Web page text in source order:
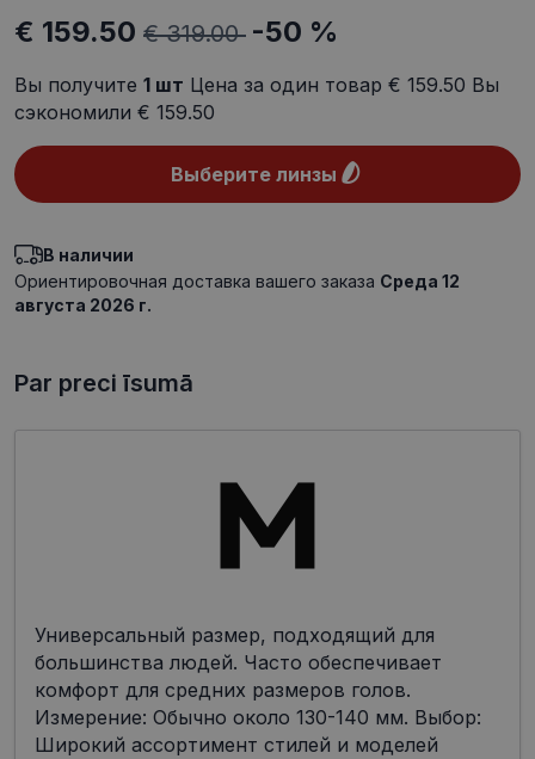
€ 159.50 € 319.00 -50 %
Вы получите 1 шт Цена за один товар € 159.50 Вы
сэкономили € 159.50
Выберите линзы
В наличии
Ориентировочная доставка вашего заказа Среда 12
августа 2026 г.
Par preci īsumā
Универсальный размер, подходящий для
большинства людей. Часто обеспечивает
комфорт для средних размеров голов.
Измерение: Обычно около 130-140 мм. Выбор:
Широкий ассортимент стилей и моделей